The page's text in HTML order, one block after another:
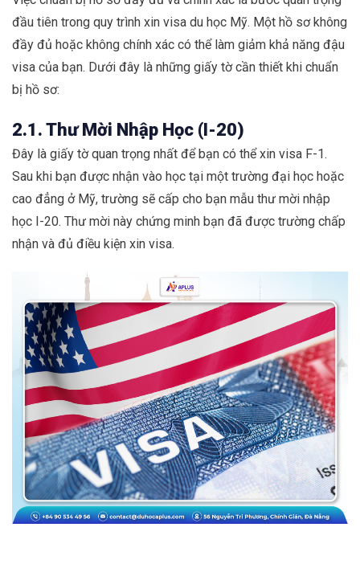
đầu tiên trong quy trình xin visa du học Mỹ. Một hồ sơ không
đầy đủ hoặc không chính xác có thể làm giảm khả năng đậu
visa của bạn. Dưới đây là những giấy tờ cần thiết khi chuẩn
bị hồ sơ:
2.1. Thư Mời Nhập Học (I-20)
Đây là giấy tờ quan trọng nhất để bạn có thể xin visa F-1.
Sau khi bạn được nhận vào học tại một trường đại học hoặc
cao đẳng ở Mỹ, trường sẽ cấp cho bạn mẫu thư mời nhập
học I-20. Thư mời này chứng minh bạn đã được trường chấp
nhận và đủ điều kiện xin visa.